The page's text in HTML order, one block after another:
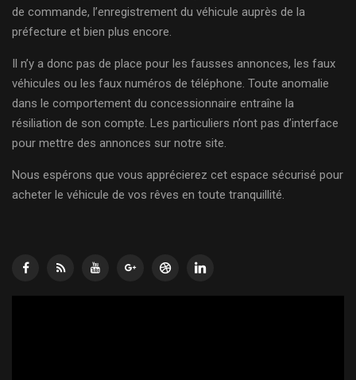
de commande, l’enregistrement du véhicule auprès de la
préfecture et bien plus encore.
Il n’y a donc pas de place pour les fausses annonces, les faux
véhicules ou les faux numéros de téléphone. Toute anomalie
dans le comportement du concessionnaire entraîne la
résiliation de son compte. Les particuliers n’ont pas d’interface
pour mettre des annonces sur notre site.
Nous espérons que vous apprécierez cet espace sécurisé pour
acheter le véhicule de vos rêves en toute tranquillité.